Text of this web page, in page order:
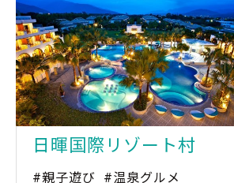
日暉国際リゾート村
#親子遊び
#温泉グルメ